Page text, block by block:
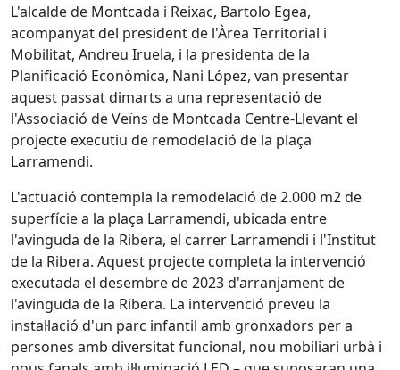
L'alcalde de Montcada i Reixac, Bartolo Egea,
acompanyat del president de l'Àrea Territorial i
Mobilitat, Andreu Iruela, i la presidenta de la
Planificació Econòmica, Nani López, van presentar
aquest passat dimarts a una representació de
l'Associació de Veïns de Montcada Centre-Llevant el
projecte executiu de remodelació de la plaça
Larramendi.
L'actuació contempla la remodelació de 2.000 m2 de
superfície a la plaça Larramendi, ubicada entre
l'avinguda de la Ribera, el carrer Larramendi i l'Institut
de la Ribera. Aquest projecte completa la intervenció
executada el desembre de 2023 d'arranjament de
l'avinguda de la Ribera. La intervenció preveu la
instal·lació d'un parc infantil amb gronxadors per a
persones amb diversitat funcional, nou mobiliari urbà i